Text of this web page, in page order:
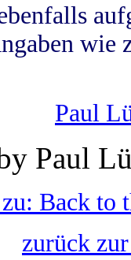
wie
Paul
Paul
Back to
zurück